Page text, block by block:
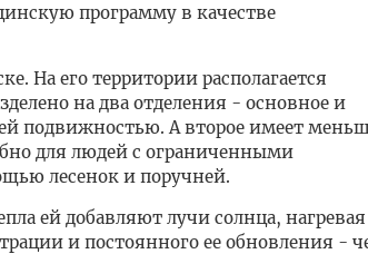
программу в качестве
На его территории располагается
на два отделения - основное и
подвижностью. А второе имеет
для людей с ограниченными
лесенок и поручней.
ей добавляют лучи солнца, нагревая
и постоянного ее обновления -